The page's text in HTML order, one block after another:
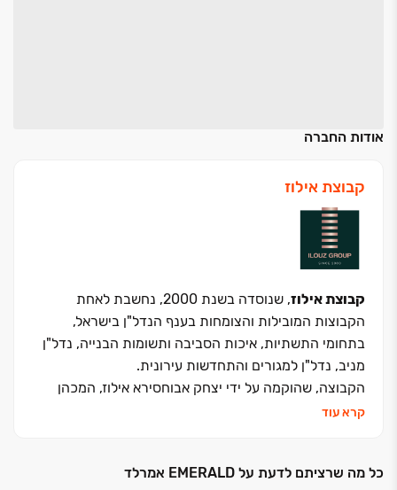
אודות החברה
קבוצת אילוז
קבוצת אילוז
, שנוסדה בשנת 2000, נחשבת לאחת
הקבוצות המובילות והצומחות בענף הנדל"ן בישראל,
בתחומי התשתיות, איכות הסביבה ותשומות הבנייה, נדל"ן
מניב, נדל"ן למגורים והתחדשות עירונית.
הקבוצה, שהוקמה על ידי יצחק אבוחסירא אילוז, המכהן
כיו"ר הקבוצה, ממקדת את פעילותה העסקית בארבעה
ניהול שתי מחצבות לכרייה וייצור חול לתעשיית הבנייה
קרא עוד
כל מה שרציתם לדעת על EMERALD אמרלד